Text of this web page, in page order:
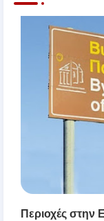
Περιοχές στην